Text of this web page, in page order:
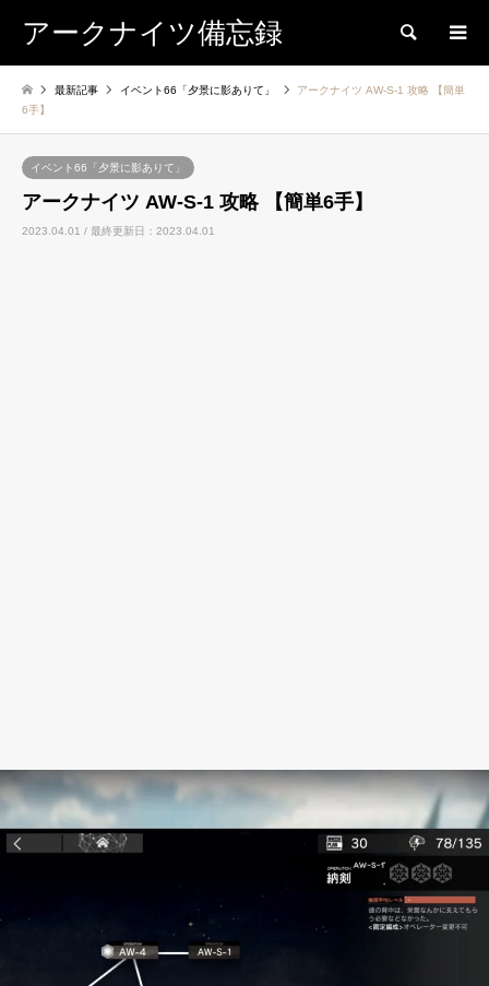
アークナイツ備忘録 検索
最新記事 イベント66「夕景に影ありて」
アークナイツ AW-S-1 攻略 【簡単
6手】
イベント66「夕景に影ありて」
アークナイツ AW-S-1 攻略 【簡単6手】
2023.04.01 / 最終更新日：2023.04.01